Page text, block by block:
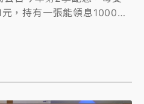
，持有一張能領息1000
今（22）日是最後買進
息。0056目前最新淨值
超過9.5%。